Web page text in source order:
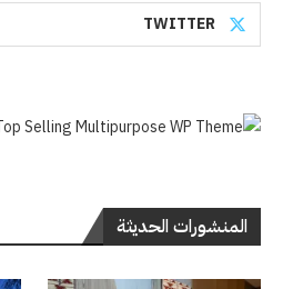
TWITTER
المنشورات الحديثة